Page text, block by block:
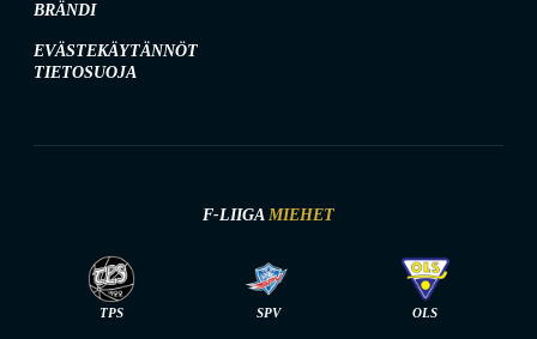
BRÄNDI
EVÄSTEKÄYTÄNNÖT
TIETOSUOJA
F-LIIGA MIEHET
TPS SPV OLS